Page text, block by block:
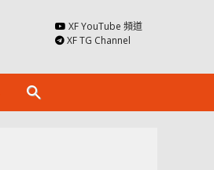
XF YouTube 頻道
XF TG Channel
search